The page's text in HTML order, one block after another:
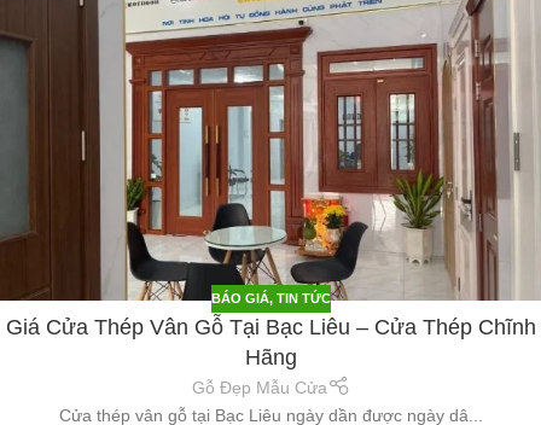
BÁO GIÁ, TIN TỨC
Giá Cửa Thép Vân Gỗ Tại Bạc Liêu – Cửa Thép Chĩnh
Hãng
Gỗ Đẹp Mẫu Cửa
Cửa thép vân gỗ tại Bạc Liêu ngày dần được ngày dâ...